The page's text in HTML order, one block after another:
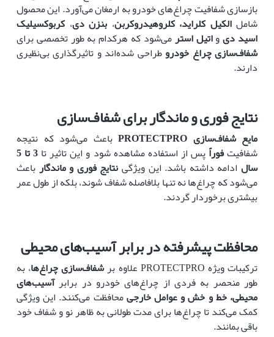
بازسازی شفافیت چراغ‌های خودرو به ارمغان می‌آورد. این محصول
شاملالکیل کلراید، کلروهیدروکربن، بنزن دی، کربوکسیلیک
اسید دیواتیل استرمی‌شود که هرکدام به طور تخصصی برای
شفاف‌سازی چراغ خودروطراحی شده‌اند و تاثیرگذاری بی‌نظیری
دارند.
نتایج فوری و ماندگار برای شفاف‌سازی
مایع شفاف‌سازی باعث می‌شود که نتیجه
شفافیتفوراًپس از استفاده مشاهده شود و این تاثیر تا 3 تا 5
سالادامه داشته باشد. این ویژگینتایج فوری و ماندگارباعث
می‌شود که چراغ‌ها نه تنها بلافاصله شفاف شوند، بلکه از طول عمر
بیشتری برخوردار گردند.
محافظت پیشرفته در برابر آسیب‌های محیطی
ترکیبات ویژه PROTECTPRO علاوه بر شفاف‌سازی چراغ‌ها، به
طور منحصر به فردی از چراغ‌های خودرو در برابرآسیب‌های
محیطی، خط و خش و عوامل خارجیمحافظت می‌کنند. این ویژگی
کمک می‌کند تا چراغ‌ها برای مدت طولانی به ظاهر نو و شفاف خود
باقی بمانند.